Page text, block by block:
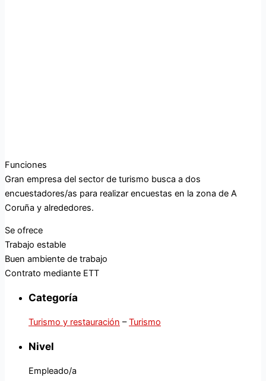
Funciones
Gran empresa del sector de turismo busca a dos
encuestadores/as para realizar encuestas en la zona de A
Coruña y alrededores.
Se ofrece
Trabajo estable
Buen ambiente de trabajo
Contrato mediante ETT
Categoría
Turismo y restauración –Turismo
Nivel
Empleado/a